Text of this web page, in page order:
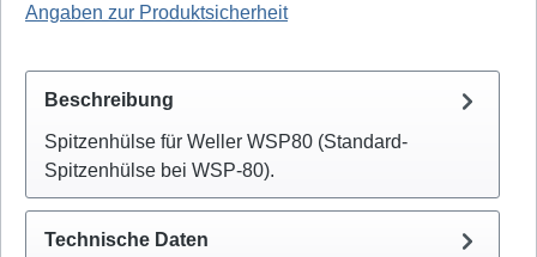
Angaben zur Produktsicherheit
Beschreibung
Spitzenhülse für Weller WSP80 (Standard-
Spitzenhülse bei WSP-80).
Technische Daten